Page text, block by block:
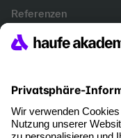
Referenzen
Soziale Verantwortung
Fakten
Newsletter
Account Management